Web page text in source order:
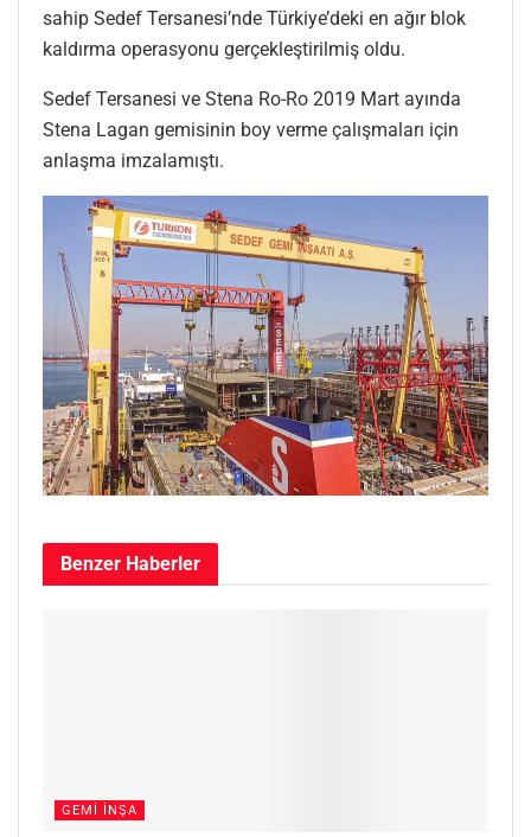
sahip Sedef Tersanesi’nde Türkiye’deki en ağır blok
kaldırma operasyonu gerçekleştirilmiş oldu.
Sedef Tersanesi ve Stena Ro-Ro 2019 Mart ayında
Stena Lagan gemisinin boy verme çalışmaları için
anlaşma imzalamıştı.
Benzer Haberler
GEMI İNŞA